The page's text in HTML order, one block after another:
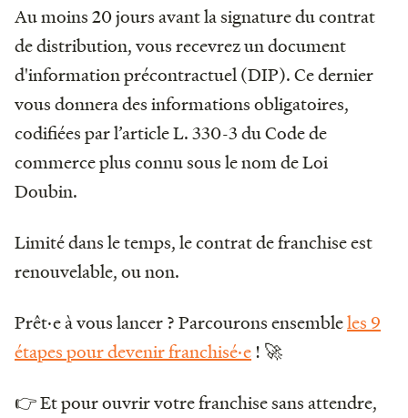
Au moins 20 jours avant la signature du contrat
de distribution, vous recevrez un document
d'information précontractuel (DIP). Ce dernier
vous donnera des informations obligatoires,
codifiées par l’article L. 330-3 du Code de
commerce plus connu sous le nom de Loi
Doubin.
Limité dans le temps, le contrat de franchise est
renouvelable, ou non.
Prêt·e à vous lancer ? Parcourons ensembleles 9
étapes pour devenir franchisé·e! 🚀
👉 Et pour ouvrir votre franchise sans attendre,